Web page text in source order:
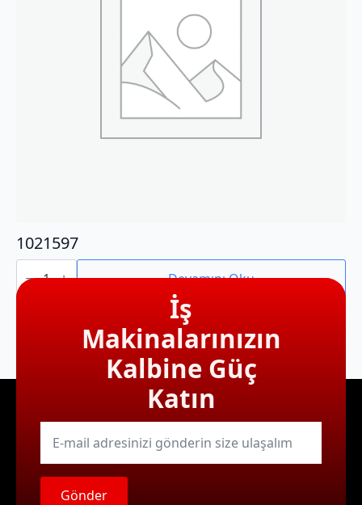
1021597
1021597
adet Devamını Oku
İş
Makinalarınızın
Kalbine Güç
Katın
E-
mail
Gönder